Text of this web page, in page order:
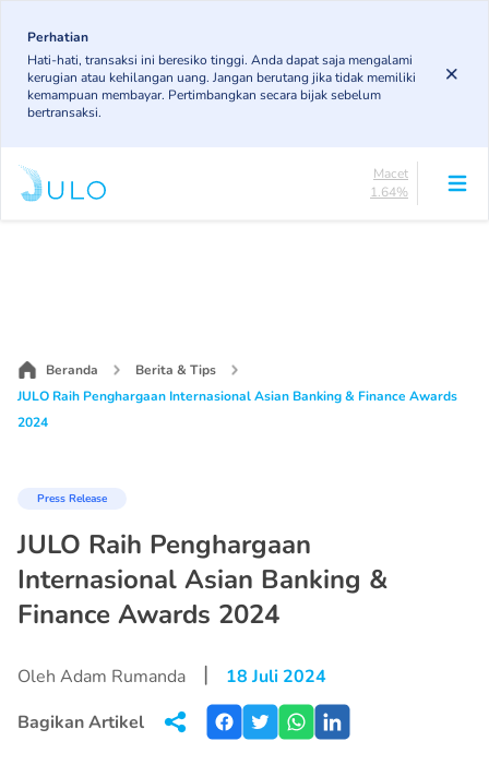
main
content
Perhatian
Hati-hati, transaksi ini beresiko tinggi. Anda dapat saja mengalami
kerugian atau kehilangan uang. Jangan berutang jika tidak memiliki
kemampuan membayar. Pertimbangkan secara bijak sebelum
bertransaksi.
4.92%
KL
4.89%
Macet
1.64%
Macet
Beranda
Berita & Tips
JULO Raih Penghargaan Internasional Asian Banking & Finance Awards
2024
Press Release
JULO Raih Penghargaan
Internasional Asian Banking &
Finance Awards 2024
Oleh Adam Rumanda |
18 Juli 2024
Bagikan Artikel